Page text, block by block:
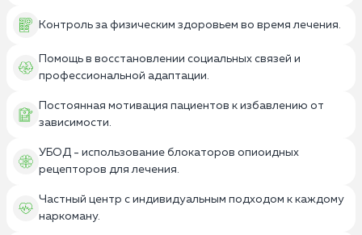
Контроль за физическим здоровьем во время лечения.
Помощь в восстановлении социальных связей и
профессиональной адаптации.
Постоянная мотивация пациентов к избавлению от
зависимости.
УБОД - использование блокаторов опиоидных
рецепторов для лечения.
Частный центр с индивидуальным подходом к каждому
наркоману.